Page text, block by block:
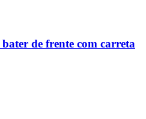
de frente com carreta